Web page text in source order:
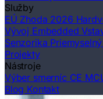
Služby
EÚ Zhoda 2026
Vývoj Embedded
Senzorika
Projekty
Nástroje
Výber smerníc CE
Blog Kontakt